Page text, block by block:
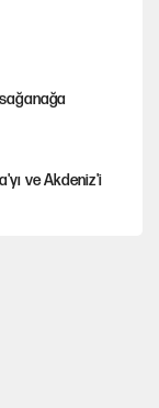
ve Akdeniz'i